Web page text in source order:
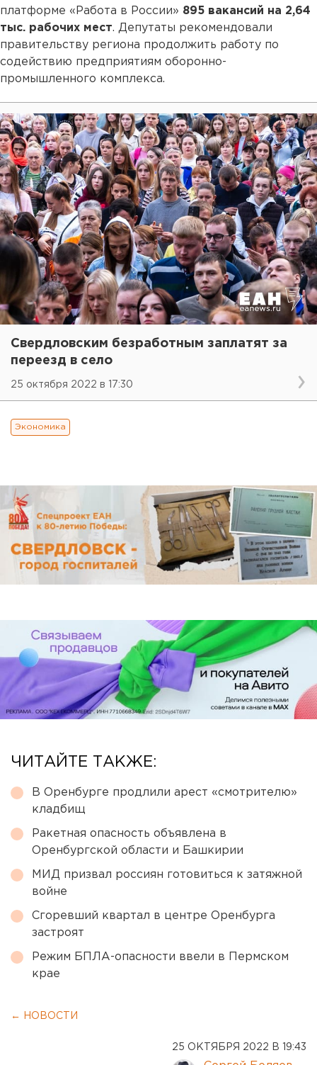
платформе «Работа в России» 895 вакансий на 2,64
тыс. рабочих мест. Депутаты рекомендовали
правительству региона продолжить работу по
содействию предприятиям оборонно-
промышленного комплекса.
Свердловским безработным заплатят за
переезд в село
25 октября 2022 в 17:30
Экономика
ЧИТАЙТЕ ТАКЖЕ:
В Оренбурге продлили арест «смотрителю»
кладбищ
Ракетная опасность объявлена в
Оренбургской области и Башкирии
МИД призвал россиян готовиться к затяжной
войне
Сгоревший квартал в центре Оренбурга
застроят
Режим БПЛА-опасности ввели в Пермском
крае
← НОВОСТИ
25 ОКТЯБРЯ 2022 В 19:43